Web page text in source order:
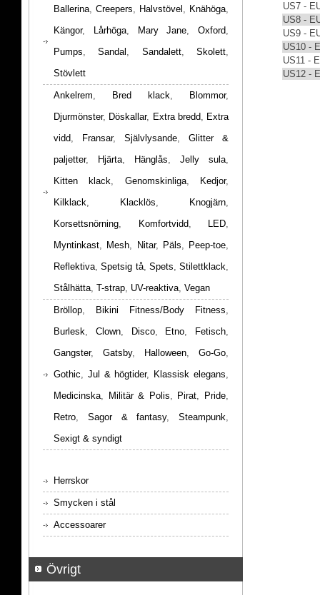
US7 -
US8 -
US9 -
US10 -
US11 -
US12 -
Ballerina, Creepers, Halvstövel , Knähöga,
Kängor, Lårhöga, Mary Jane, Oxford,
Pumps,Sandal , Sandalett,Skolett,
Stövlett
Ankelrem, Bred klack, Blommor,
Djurmönster, Döskallar, Extra bredd, Extra
vidd, Fransar, Självlysande, Glitter &
paljetter, Hjärta, Hänglås, Jelly sula,
Kitten klack, Genomskinliga, Kedjor,
Kilklack, Klacklös, Knogjärn,
Korsettsnörning, Komfortvidd, LED,
Myntinkast, Mesh, Nitar, Päls, Peep-toe,
Reflektiva,Spetsig tå, Spets, Stilettklack,
Stålhätta, T-strap, UV-reaktiva, Vegan
Bröllop, Bikini Fitness/Body Fitness,
Burlesk, Clown, Disco, Etno, Fetisch,
Gangster, Gatsby, Halloween, Go-Go,
Gothic, Jul & högtider, Klassisk elegans,
Medicinska, Militär & Polis, Pirat, Pride,
Retro, Sagor & fantasy, Steampunk,
Sexigt & syndigt
Herrskor
Smycken i stål
Accessoarer
Övrigt